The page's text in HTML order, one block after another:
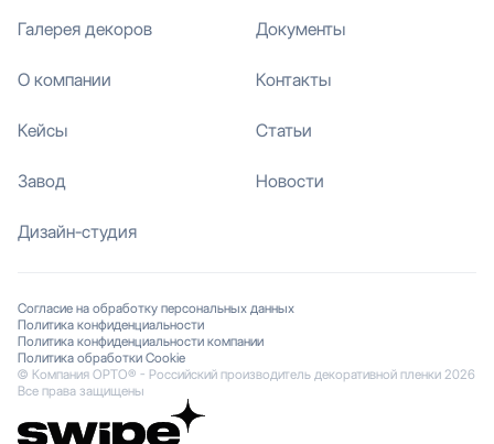
Галерея декоров
О компании
Кейсы
Завод
Дизайн-студия
Документы
Контакты
Статьи
Новости
Согласие на обработку персональных данных
Политика конфиденциальности
Политика конфиденциальности компании
Политика обработки Cookie
© Компания ОРТО® - Российский производитель декоративной пленки 2026
Все права защищены